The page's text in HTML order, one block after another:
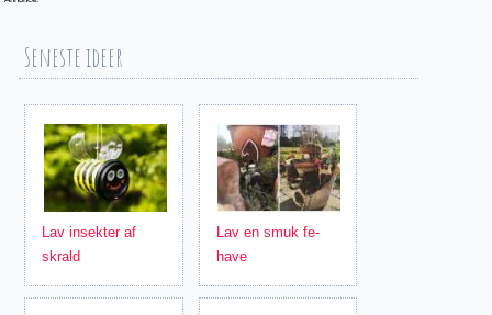
Seneste ideer
Lav insekter af
skrald
Lav en smuk fe-
have